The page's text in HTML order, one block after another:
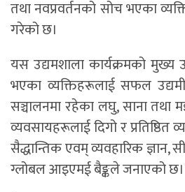
तथा नवप्रवर्तनको सोच भएका
गरेको छ।
यस उद्यमशाला कार्यक्रमको मुख्य
भएका व्यक्तिहरूलाई सफल उद्यमी
सञ्चालनमा रहेका लघु, साना तथा
व्यवसायहरूलाई दिगो र
सैद्धान्तिक एवम् व्यवहारिक ज्ञान,
ग्लोबल आइएमई बैङ्कले जनाएको छ।